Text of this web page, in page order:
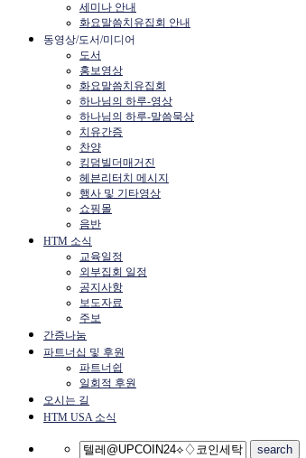
세미나 안내
화요말씀치유집회 안내
동영상/도서/미디어
도서
홍보영상
화요말씀치유집회
하나님의 하루-영상
하나님의 하루-말씀묵상
치유간증
찬양
킹덤빌더매거진
헤븐리터치 메시지
행사 및 기타영상
쇼핑몰
음반
HTM 소식
교육일정
외부집회 일정
공지사항
보도자료
주보
간증나눔
파트너십 및 후원
파트너쉽
일회적 후원
오시는 길
HTM USA 소식